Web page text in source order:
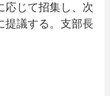
じて招集し、次
提議する。支部長